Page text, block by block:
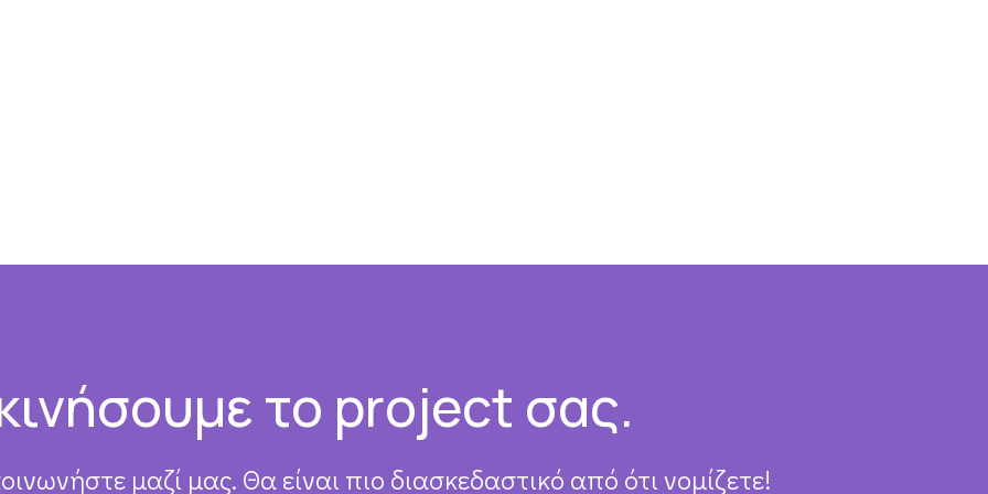
το project σας.
μαζί μας. Θα είναι πιο διασκεδαστικό από ότι νομίζετε!